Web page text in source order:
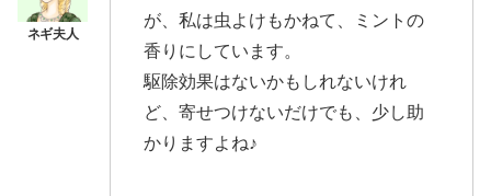
が、私は虫よけもかねて、ミントの
香りにしています。
駆除効果はないかもしれないけれ
ど、寄せつけないだけでも、少し助
かりますよね♪